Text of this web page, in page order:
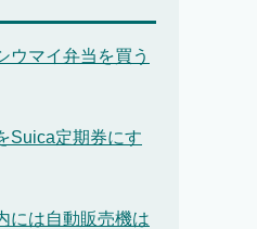
ウマイ弁当を買う
Suica定期券にす
には自動販売機は